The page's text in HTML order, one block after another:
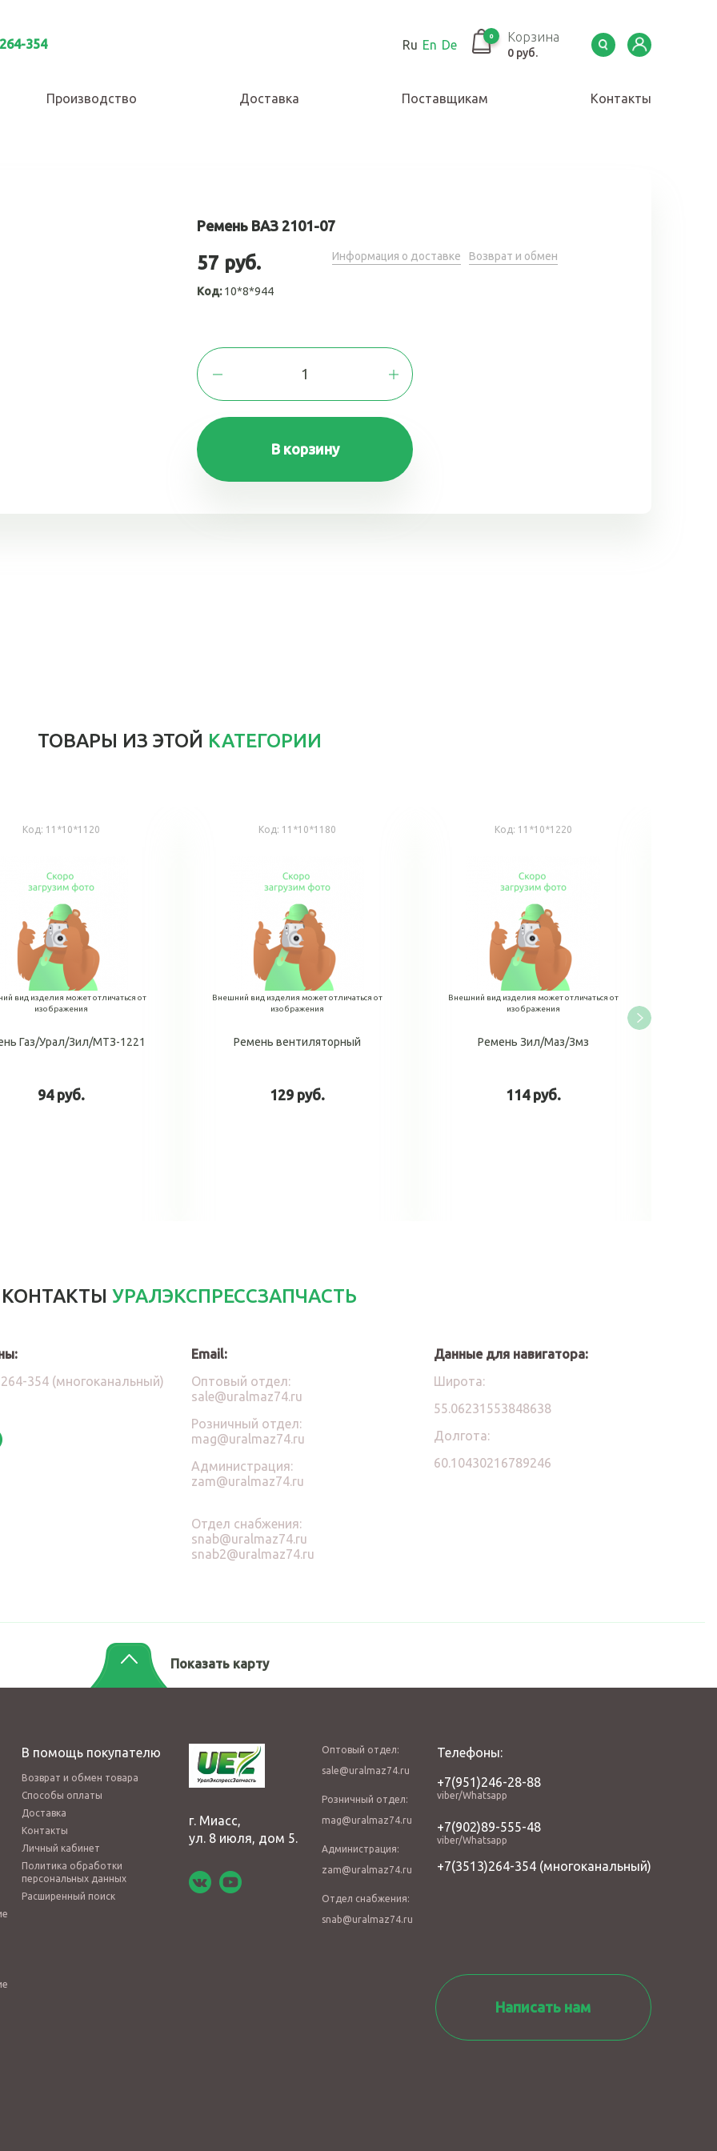
354 Ru En De
0 Корзина
0 руб.
Производство Доставка Поставщикам Контакты
Ремень ВАЗ 2101-07
57 руб.
Код:10*8*944
Информация о доставке Возврат и обмен
В корзину
ТОВАРЫ ИЗ ЭТОЙ КАТЕГОРИИ
Код: 11*10*1120
вид изделия может отличаться от
изображения
Газ/Урал/Зил/МТЗ-1221
94 руб.
Код: 11*10*1180
Внешний вид изделия может отличаться от
изображения
Ремень вентиляторный
129 руб.
Код: 11*10*1220
Внешний вид изделия может отличаться от
изображения
Ремень Зил/Маз/Змз
114 руб.
КОНТАКТЫ УРАЛЭКСПРЕССЗАПЧАСТЬ
354 (многоканальный)
Email:
Оптовый отдел:
sale@uralmaz74.ru
Розничный отдел:
mag@uralmaz74.ru
Администрация:
zam@uralmaz74.ru
Отдел снабжения:
snab@uralmaz74.ru
snab2@uralmaz74.ru
Данные для навигатора:
Широта:
55.06231553848638
Долгота:
60.10430216789246
Показать карту
В помощь покупателю
Возврат и обмен товара
Способы оплаты
Доставка
Контакты
Личный кабинет
Политика обработки
персональных данных
Расширенный поиск
г. Миасс,
ул. 8 июля, дом 5.
Оптовый отдел:
sale@uralmaz74.ru
Розничный отдел:
mag@uralmaz74.ru
Администрация:
zam@uralmaz74.ru
Отдел снабжения:
snab@uralmaz74.ru
Телефоны:
+7(951)246-28-88
viber/Whatsapp
+7(902)89-555-48
viber/Whatsapp
+7(3513)264-354(многоканальный)
Написать нам